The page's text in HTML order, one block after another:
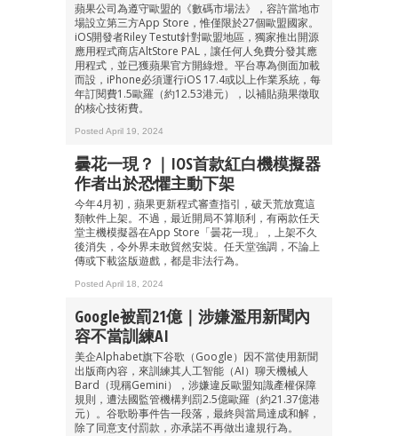
蘋果公司為遵守歐盟的《數碼市場法》，容許當地市
場設立第三方App Store，惟僅限於27個歐盟國家。
iOS開發者Riley Testut針對歐盟地區，獨家推出開源
應用程式商店AltStore PAL，讓任何人免費分發其應
用程式，並已獲蘋果官方開綠燈。平台專為側面加載
而設，iPhone必須運行iOS 17.4或以上作業系統，每
年訂閱費1.5歐羅（約12.53港元），以補貼蘋果徵取
的核心技術費。
Posted April 19, 2024
曇花一現？｜iOS首款紅白機模擬器
作者出於恐懼主動下架
今年4月初，蘋果更新程式審查指引，破天荒放寬這
類軟件上架。不過，最近開局不算順利，有兩款任天
堂主機模擬器在App Store「曇花一現」，上架不久
後消失，令外界未敢貿然安裝。任天堂強調，不論上
傳或下載盜版遊戲，都是非法行為。
Posted April 18, 2024
Google被罰21億｜涉嫌濫用新聞內
容不當訓練AI
美企Alphabet旗下谷歌（Google）因不當使用新聞
出版商內容，來訓練其人工智能（AI）聊天機械人
Bard（現稱Gemini），涉嫌違反歐盟知識產權保障
規則，遭法國監管機構判罰2.5億歐羅（約21.37億港
元）。谷歌盼事件告一段落，最終與當局達成和解，
除了同意支付罰款，亦承諾不再做出違規行為。
最新資訊（附創業懶人包）
箱！